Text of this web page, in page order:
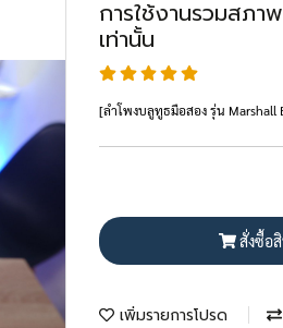
การใช้งานรวมสภ
เท่านั้น
[ลำโพงบลูทูธมือสอง รุ่น Marshall
สั่งซื้อ
เพิ่มรายการโปรด